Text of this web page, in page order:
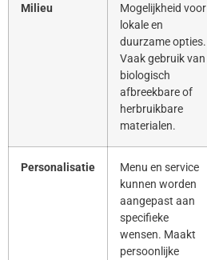
Milieu
Mogelijkheid voor
lokale en
duurzame opties.
Vaak gebruik van
biologisch
afbreekbare of
herbruikbare
materialen.
Personalisatie
Menu en service
kunnen worden
aangepast aan
specifieke
wensen. Maakt
persoonlijke